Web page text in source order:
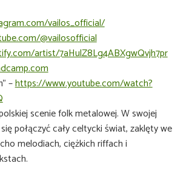
vailos_official/
@vailosofficial
artist/7aHulZ8Lg4ABXgwQvjh7pr
–https://www.youtube.com/watch?
scenie folk metalowej. W swojej
połączyć cały celtycki świat, zaklęty we
melodiach, ciężkich riffach i